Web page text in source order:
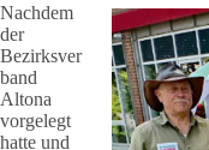
Nachdem
der
Bezirksver
band
Altona
vorgelegt
hatte und